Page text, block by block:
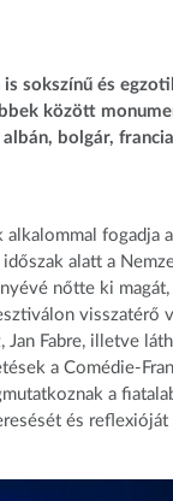
sokszínű és
között
bolgár,
fogadja
alatt a
nőtte ki
Fabre, illetve
a Comédie-
a
és